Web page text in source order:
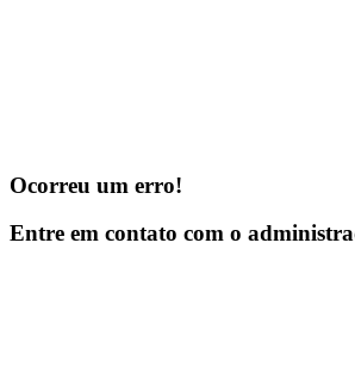
Ocorreu um erro!
Entre em contato com o